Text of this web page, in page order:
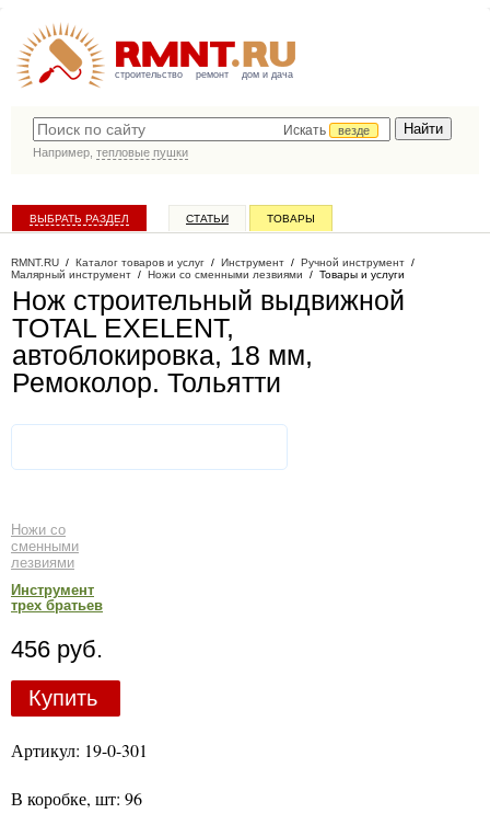
строительство ремонт дом и дача
Искать
везде
Например, тепловые пушки
ВЫБРАТЬ РАЗДЕЛ СТАТЬИ ТОВАРЫ
RMNT.RU / Каталог товаров и услуг / Инструмент / Ручной инструмент /
Малярный инструмент / Ножи со сменными лезвиями / Товары и услуги
Нож строительный выдвижной
TOTAL EXELENT,
автоблокировка, 18 мм,
Ремоколор. Тольятти
Ножи со
сменными
лезвиями
Инструмент
трех братьев
456 руб.
Купить
Артикул: 19-0-301
В коробке, шт: 96